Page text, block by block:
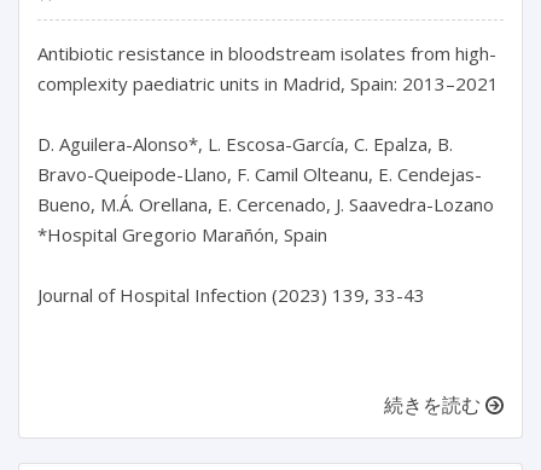
Antibiotic resistance in bloodstream isolates from high-
complexity paediatric units in Madrid, Spain: 2013–2021
D. Aguilera-Alonso*, L. Escosa-García, C. Epalza, B.
Bravo-Queipode-Llano, F. Camil Olteanu, E. Cendejas-
Bueno, M.Á. Orellana, E. Cercenado, J. Saavedra-Lozano
*Hospital Gregorio Marañón, Spain
Journal of Hospital Infection (2023) 139, 33-43
続きを読む